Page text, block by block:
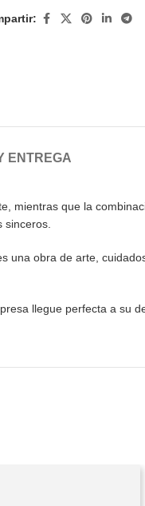
ENTREGA
mientras que la
una obra de arte,
llegue perfecta a su